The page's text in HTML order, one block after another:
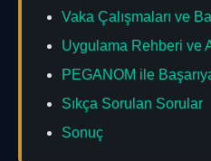
Vaka Çalışmaları ve
Uygulama Rehberi ve
PEGANOM ile
Sıkça Sorulan Sorular
Sonuç